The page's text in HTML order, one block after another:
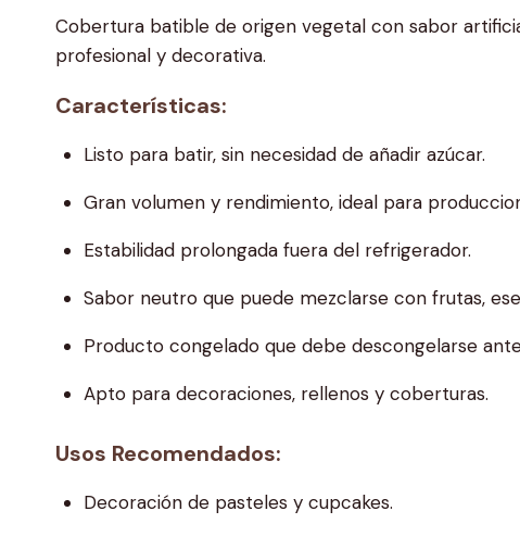
Cobertura batible de origen vegetal con sabor
profesional y decorativa.
Características:
Listo para batir, sin necesidad de añadir azúcar.
Gran volumen y rendimiento, ideal para
Estabilidad prolongada fuera del refrigerador.
Sabor neutro que puede mezclarse con frutas,
Producto congelado que debe descongelarse
Apto para decoraciones, rellenos y coberturas.
Usos Recomendados:
Decoración de pasteles y cupcakes.